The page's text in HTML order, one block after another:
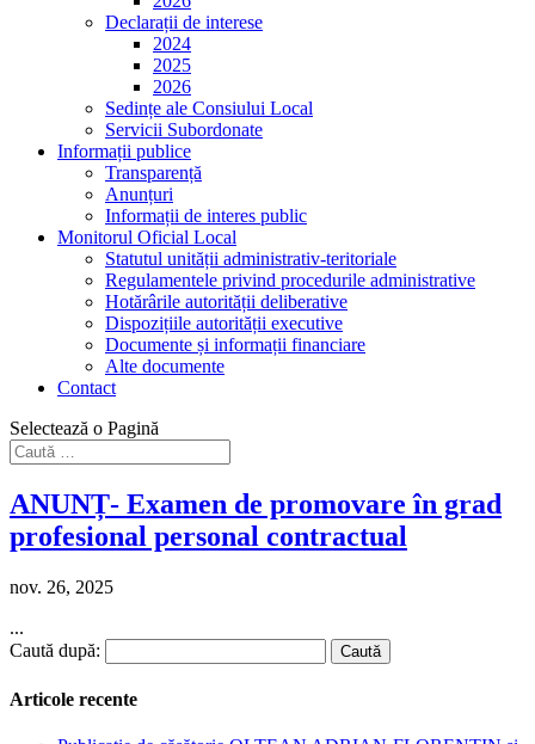
Declarații de interese
2024
2025
2026
Sedințe ale Consiului Local
Servicii Subordonate
Informații publice
Transparență
Anunțuri
Informații de interes public
Monitorul Oficial Local
Statutul unității administrativ-teritoriale
Regulamentele privind procedurile administrative
Hotărârile autorității deliberative
Dispozițiile autorității executive
Documente și informații financiare
Alte documente
Contact
Selectează o Pagină
ANUNȚ- Examen de promovare în grad
profesional personal contractual
nov. 26, 2025
...
Caută după:
Articole recente